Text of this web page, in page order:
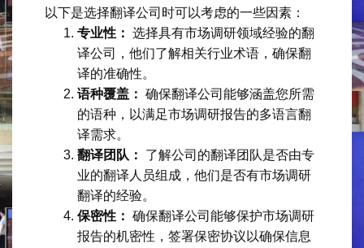
以下是选择翻译公司时可以考虑的一些因素：
专业性： 选择具有市场调研领域经验的翻
译公司，他们了解相关行业术语，确保翻
译的准确性。
语种覆盖： 确保翻译公司能够涵盖您所需
的语种，以满足市场调研报告的多语言翻
译需求。
翻译团队：
了解公司的翻译团队是否由专
业的翻译人员组成，他们是否有市场调研
翻译的经验。
保密性： 确保翻译公司能够保护市场调研
报告的机密性，签署保密协议以确保信息